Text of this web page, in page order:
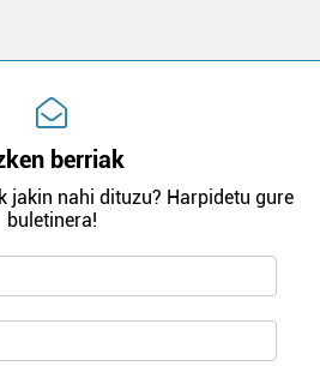
berriak
jakin nahi dituzu? Harpidetu gure
buletinera!